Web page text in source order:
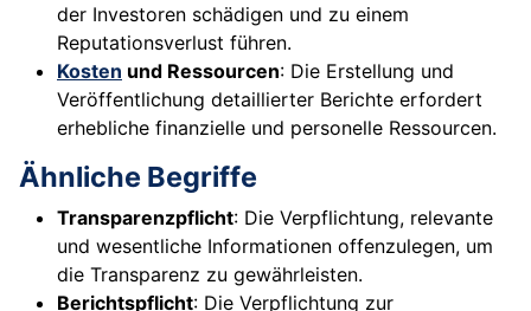
der Investoren schädigen und zu einem
Reputationsverlust führen.
Kosten und Ressourcen: Die Erstellung und
Veröffentlichung detaillierter Berichte erfordert
erhebliche finanzielle und personelle Ressourcen.
Ähnliche Begriffe
Transparenzpflicht: Die Verpflichtung, relevante
und wesentliche Informationen offenzulegen, um
die Transparenz zu gewährleisten.
Berichtspflicht: Die Verpflichtung zur